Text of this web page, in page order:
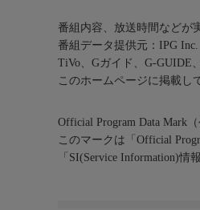
番組内容、放送時間などが
番組データ提供元：IPG Inc.
TiVo、Gガイド、G-GUIDE
このホームページに掲載し
Official Program Data Mark
このマークは「Official
「SI(Service Information)